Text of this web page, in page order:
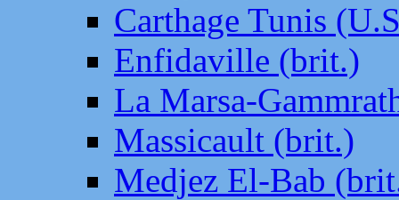
Carthage Tunis
Enfidaville (brit.)
La Marsa-
Massicault (brit.)
Medjez El-Bab